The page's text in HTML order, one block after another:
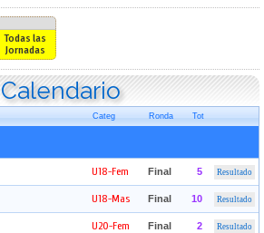
Todas las
Jornadas
Calendario
Categ Ronda Tot
U18-Fem Final 5 Resultado
U18-Mas Final 10 Resultado
U20-Fem Final 2 Resultado